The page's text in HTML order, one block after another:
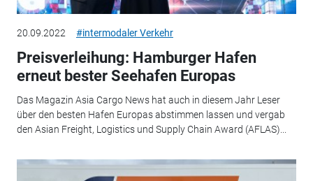
20.09.2022 #intermodaler Verkehr
Preisverleihung: Hamburger Hafen
erneut bester Seehafen Europas
Das Magazin Asia Cargo News hat auch in diesem Jahr Leser
über den besten Hafen Europas abstimmen lassen und vergab
den Asian Freight, Logistics und Supply Chain Award (AFLAS)...